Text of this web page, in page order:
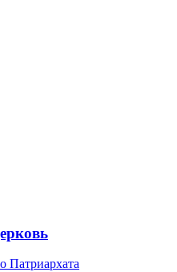
Патриархата